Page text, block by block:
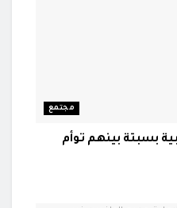
مجتمع
بسبتة بينهم توأم